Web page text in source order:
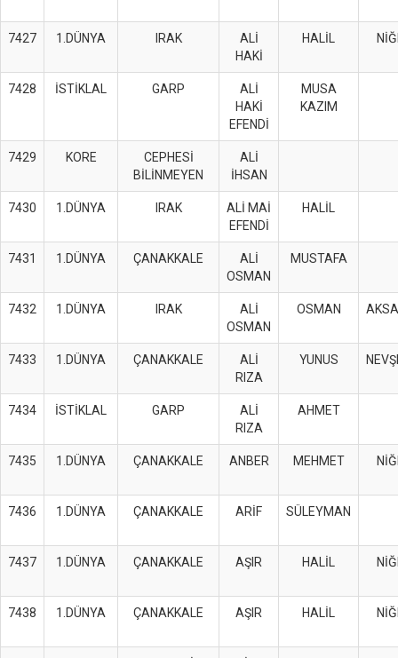
7427 1.DÜNYA IRAK
ALİ
HAKİ
HALİL
7428 İSTİKLAL GARP
ALİ
HAKİ
EFENDİ
MUSA
KAZIM
7429 KORE
CEPHESİ
BİLİNMEYEN
ALİ
İHSAN
7430 1.DÜNYA IRAK
ALİ MAİ
EFENDİ
HALİL
7431 1.DÜNYA ÇANAKKALE
ALİ
OSMAN
MUSTAFA
7432 1.DÜNYA IRAK
ALİ
OSMAN
OSMAN
7433 1.DÜNYA ÇANAKKALE
ALİ
RIZA
YUNUS
7434 İSTİKLAL GARP
ALİ
RIZA
AHMET
7435 1.DÜNYA ÇANAKKALE ANBER MEHMET
7436 1.DÜNYA ÇANAKKALE ARİF SÜLEYMAN
7437 1.DÜNYA ÇANAKKALE AŞIR HALİL
7438 1.DÜNYA ÇANAKKALE AŞIR HALİL